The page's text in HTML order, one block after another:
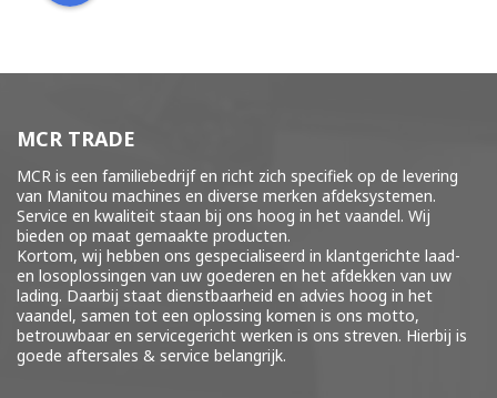
MCR TRADE
MCR is een familiebedrijf en richt zich specifiek op de levering
van Manitou machines en diverse merken afdeksystemen.
Service en kwaliteit staan bij ons hoog in het vaandel. Wij
bieden op maat gemaakte producten.
Kortom, wij hebben ons gespecialiseerd in klantgerichte laad-
en losoplossingen van uw goederen en het afdekken van uw
lading. Daarbij staat dienstbaarheid en advies hoog in het
vaandel, samen tot een oplossing komen is ons motto,
betrouwbaar en servicegericht werken is ons streven. Hierbij is
goede aftersales & service belangrijk.